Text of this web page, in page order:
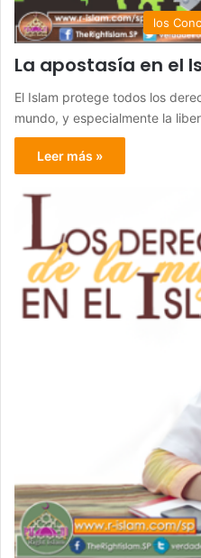
los
La apostasía en el
El Islam protege todos los
mundo, y especialmente la
Leer más »